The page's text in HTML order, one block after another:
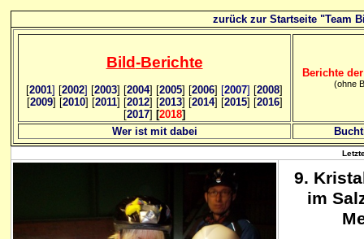
zurück zur Startseite "Team
Bild-Berichte
[2001] [2002] [2003] [2004] [2005] [2006] [2007] [2008]
[2009] [2010] [2011] [2012] [2013] [2014] [2015] [2016]
[2017] [2018]
Berichte
(ohne
Wer ist mit dabei
9.
im